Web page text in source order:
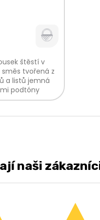
štěstí v
tvořená z
a listů jemná
podtóny
V bylinkové
naši